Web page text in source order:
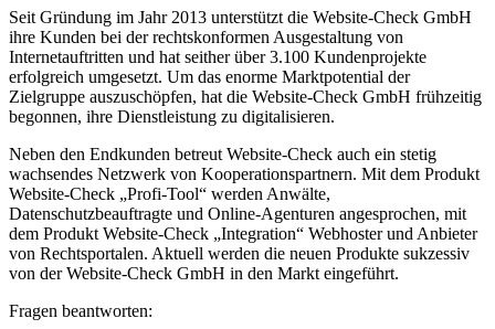
Seit Gründung im Jahr 2013 unterstützt die Website-Check GmbH
ihre Kunden bei der rechtskonformen Ausgestaltung von
Internetauftritten und hat seither über 3.100 Kundenprojekte
erfolgreich umgesetzt. Um das enorme Marktpotential der
Zielgruppe auszuschöpfen, hat die Website-Check GmbH frühzeitig
begonnen, ihre Dienstleistung zu digitalisieren.
Neben den Endkunden betreut Website-Check auch ein stetig
wachsendes Netzwerk von Kooperationspartnern. Mit dem Produkt
Website-Check „Profi-Tool“ werden Anwälte,
Datenschutzbeauftragte und Online-Agenturen angesprochen, mit
dem Produkt Website-Check „Integration“ Webhoster und Anbieter
von Rechtsportalen. Aktuell werden die neuen Produkte sukzessiv
von der Website-Check GmbH in den Markt eingeführt.
Fragen beantworten: